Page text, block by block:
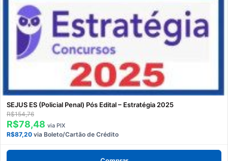
SEJUS ES (Policial Penal) Pós Edital – Estratégia 2025
R$154,76
R$78,48 via PIX
R$87,20 via Boleto/Cartão de Crédito